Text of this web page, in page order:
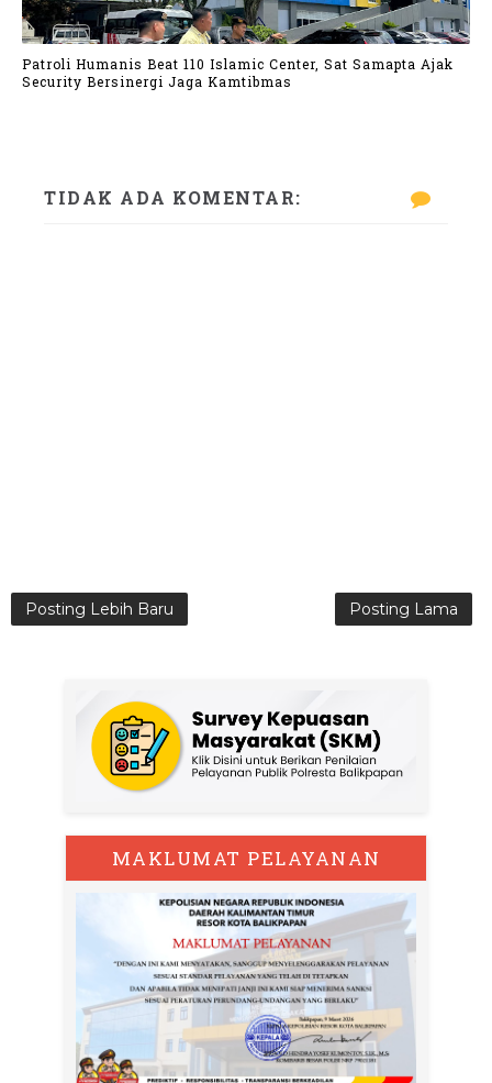
Patroli Humanis Beat 110 Islamic Center, Sat Samapta Ajak
Security Bersinergi Jaga Kamtibmas
TIDAK ADA KOMENTAR:
Posting Lebih Baru Posting Lama
MAKLUMAT PELAYANAN